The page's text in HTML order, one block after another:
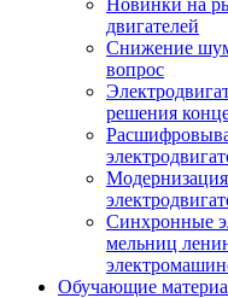
Новинки на
двигателей
Снижение
вопрос
решения
Синхронные
мельниц
Обучающие